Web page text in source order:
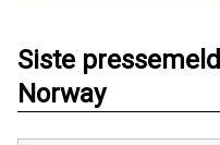
Siste
Norway